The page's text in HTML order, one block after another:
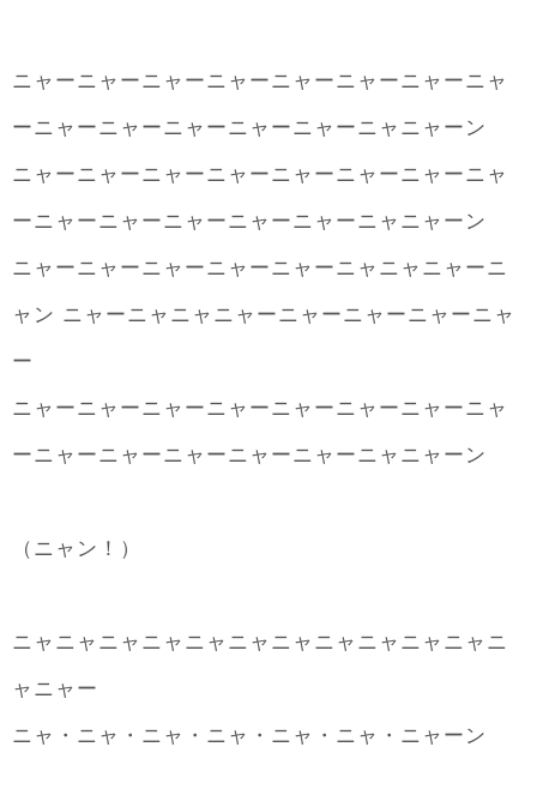
ニャーニャーニャーニャーニャーニャーニャーニャ
ーニャーニャーニャーニャーニャーニャニャーン
ニャーニャーニャーニャーニャーニャーニャーニャ
ーニャーニャーニャーニャーニャーニャニャーン
ニャーニャーニャーニャーニャーニャニャニャーニ
ャン ニャーニャニャニャーニャーニャーニャーニャ
ー
ニャーニャーニャーニャーニャーニャーニャーニャ
ーニャーニャーニャーニャーニャーニャニャーン
（ニャン！）
ニャニャニャニャニャニャニャニャニャニャニャニ
ャニャー
ニャ・ニャ・ニャ・ニャ・ニャ・ニャ・ニャーン